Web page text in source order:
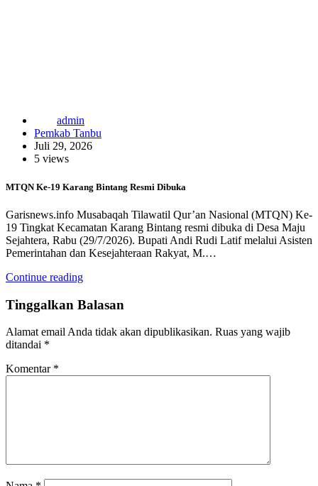
admin
Pemkab Tanbu
Juli 29, 2026
5 views
MTQN Ke-19 Karang Bintang Resmi Dibuka
Garisnews.info Musabaqah Tilawatil Qur’an Nasional (MTQN) Ke-
19 Tingkat Kecamatan Karang Bintang resmi dibuka di Desa Maju
Sejahtera, Rabu (29/7/2026). Bupati Andi Rudi Latif melalui Asisten
Pemerintahan dan Kesejahteraan Rakyat, M.…
Continue reading
Tinggalkan Balasan
Alamat email Anda tidak akan dipublikasikan. Ruas yang wajib
ditandai *
Komentar *